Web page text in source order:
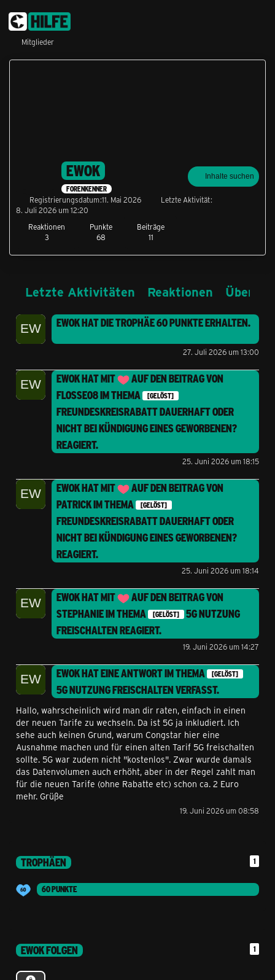
Mitglieder
EWOK
FORENKENNER
Reaktionen
3
Punkte
68
Beiträge
11
Inhalte suchen
Registrierungsdatum 11. Mai 2026
Letzte Aktivität
8. Juli 2026 um 12:20
Letzte Aktivitäten Reaktionen Über
EWOKHAT DIE TROPHÄE60 PUNKTEERHALTEN.
27. Juli 2026 um 13:00
EWOKHAT MIT
AUF DEN BEITRAG VON
FLOSSE08IM THEMA [GELÖST]
FREUNDESKREISRABATT DAUERHAFT ODER
NICHT BEI KÜNDIGUNG EINES GEWORBENEN?
REAGIERT.
25. Juni 2026 um 18:15
EWOKHAT MIT
AUF DEN BEITRAG VON
PATRICKIM THEMA [GELÖST]
FREUNDESKREISRABATT DAUERHAFT ODER
NICHT BEI KÜNDIGUNG EINES GEWORBENEN?
REAGIERT.
25. Juni 2026 um 18:14
EWOKHAT MIT
AUF DEN BEITRAG VON
STEPHANIEIM THEMA [GELÖST]
5G NUTZUNG
FREISCHALTENREAGIERT.
19. Juni 2026 um 14:27
EWOKHAT EINE ANTWORT IM THEMA [GELÖST]
5G NUTZUNG FREISCHALTENVERFASST.
Hallo, wahrscheinlich wird man dir raten, einfach in einen
der neuen Tarife zu wechseln. Da ist 5G ja inkludiert. Ich
sehe auch keinen Grund, warum Congstar hier eine
Ausnahme machen und für einen alten Tarif 5G freischalten
sollte. 5G war zudem nicht "kostenlos". Zwar wurde damals
das Datenvolumen auch erhöht, aber in der Regel zahlt man
für die neuen Tarife (ohne Rabatte etc) schon ca. 2 Euro
mehr. Grüße
19. Juni 2026 um 08:58
TROPHÄEN 1
60 PUNKTE
EWOK FOLGEN 1